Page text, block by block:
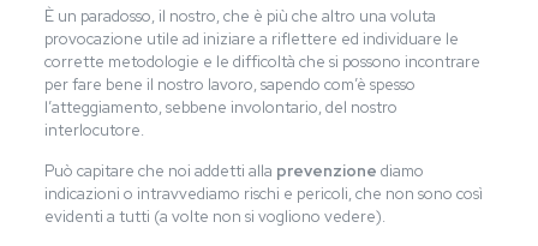
È un paradosso, il nostro, che è più che altro una voluta
provocazione utile ad iniziare a riflettere ed individuare le
corrette metodologie e le difficoltà che si possono incontrare
per fare bene il nostro lavoro, sapendo com’è spesso
l’atteggiamento, sebbene involontario, del nostro
interlocutore.
Può capitare che noi addetti alla prevenzione diamo
indicazioni o intravvediamo rischi e pericoli, che non sono così
evidenti a tutti (a volte non si vogliono vedere).